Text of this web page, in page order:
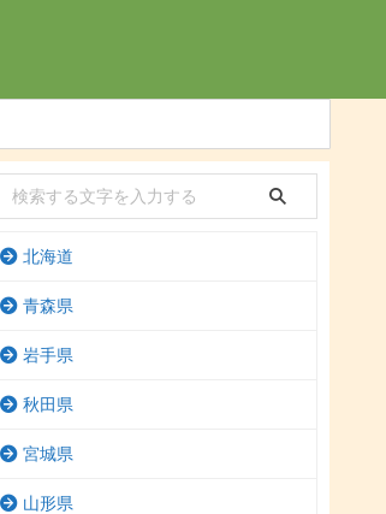
北海道
青森県
岩手県
秋田県
宮城県
山形県